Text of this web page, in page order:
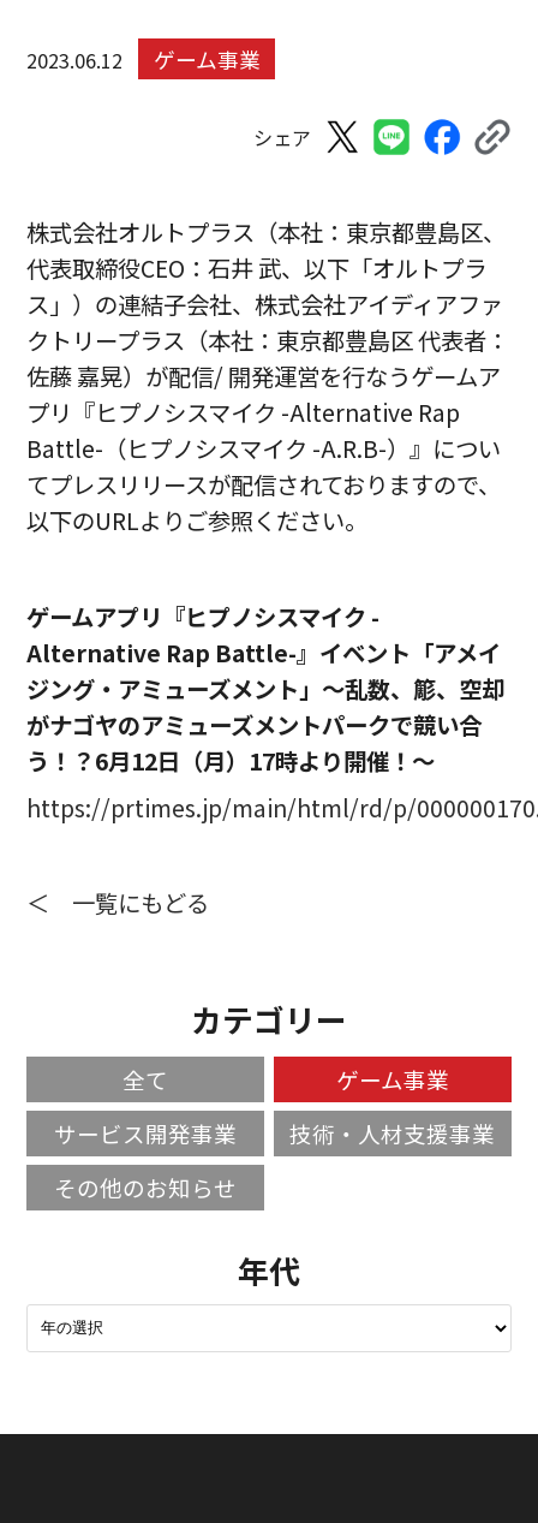
2023.06.12 ゲーム事業
シェア
株式会社オルトプラス（本社：東京都豊島区、
代表取締役CEO：石井 武、以下「オルトプラ
ス」）の連結子会社、株式会社アイディアファ
クトリープラス（本社：東京都豊島区 代表者：
佐藤 嘉晃）が配信/ 開発運営を行なうゲームア
プリ『ヒプノシスマイク -Alternative Rap
Battle-（ヒプノシスマイク -A.R.B-）』につい
てプレスリリースが配信されておりますので、
以下のURLよりご参照ください。
ゲームアプリ『ヒプノシスマイク -
Alternative Rap Battle-』イベント「アメイ
ジング・アミューズメント」～乱数、簓、空却
がナゴヤのアミューズメントパークで競い合
う！？6月12日（月）17時より開催！～
https://prtimes.jp/main/html/rd/p/
＜ 一覧にもどる
カテゴリー
全て
ゲーム事業
サービス開発事業
技術・人材支援事業
その他のお知らせ
年代